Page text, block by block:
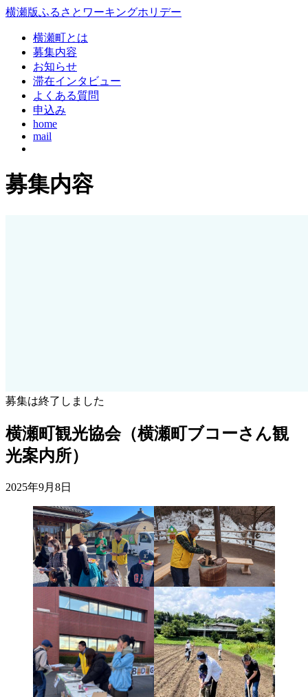
コ
プ
横瀬版ふるさとワーキングホリデー
横瀬町とは
募集内容
お知らせ
滞在インタビュー
よくある質問
申込み
home
mail
募集内容
募集は終了しました
横瀬町観光協会（横瀬町ブコーさん観
光案内所）
2025年9月8日